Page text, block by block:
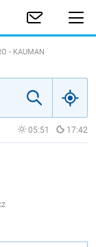
- KAUMAN
05:51 17:42